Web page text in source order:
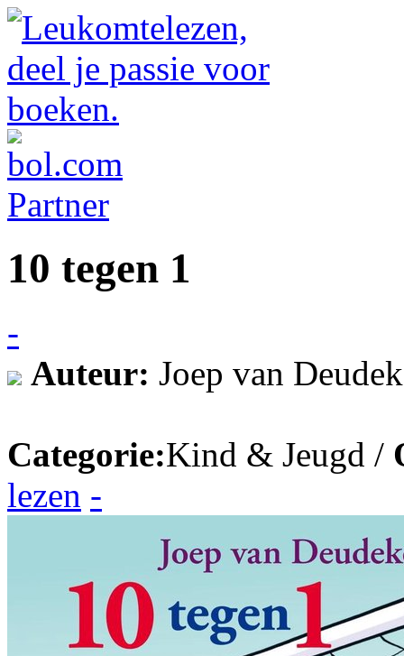
10 tegen 1
-
Auteur: Joep van
Categorie:Kind & Jeugd /
lezen -